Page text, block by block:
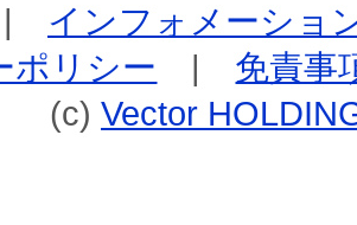
インフォメーショ
ポリシー | 免責事
(c) Vector